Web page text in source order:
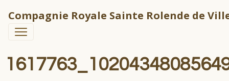
Compagnie Royale Sainte Rolende de